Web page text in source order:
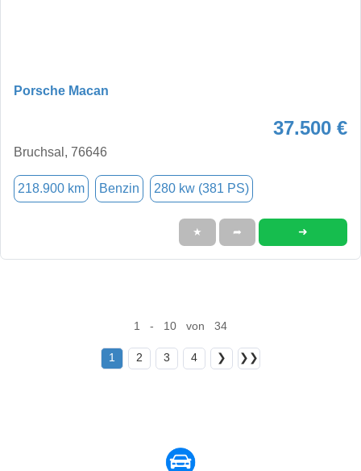
Porsche Macan
37.500 €
Bruchsal, 76646
218.900 km Benzin 280 kw (381 PS)
★ ➦ ➜
1 - 10 von 34
1 2 3 4 ❯ ❯❯